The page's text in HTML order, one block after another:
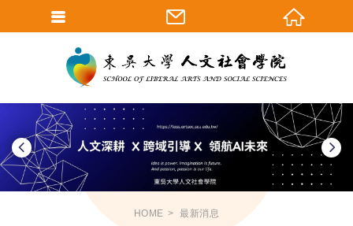
HOME 最新消息